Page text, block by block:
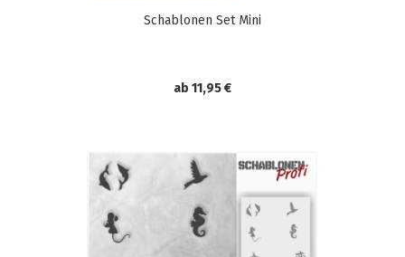
Schablonen Set Mini
ab 11,95 €